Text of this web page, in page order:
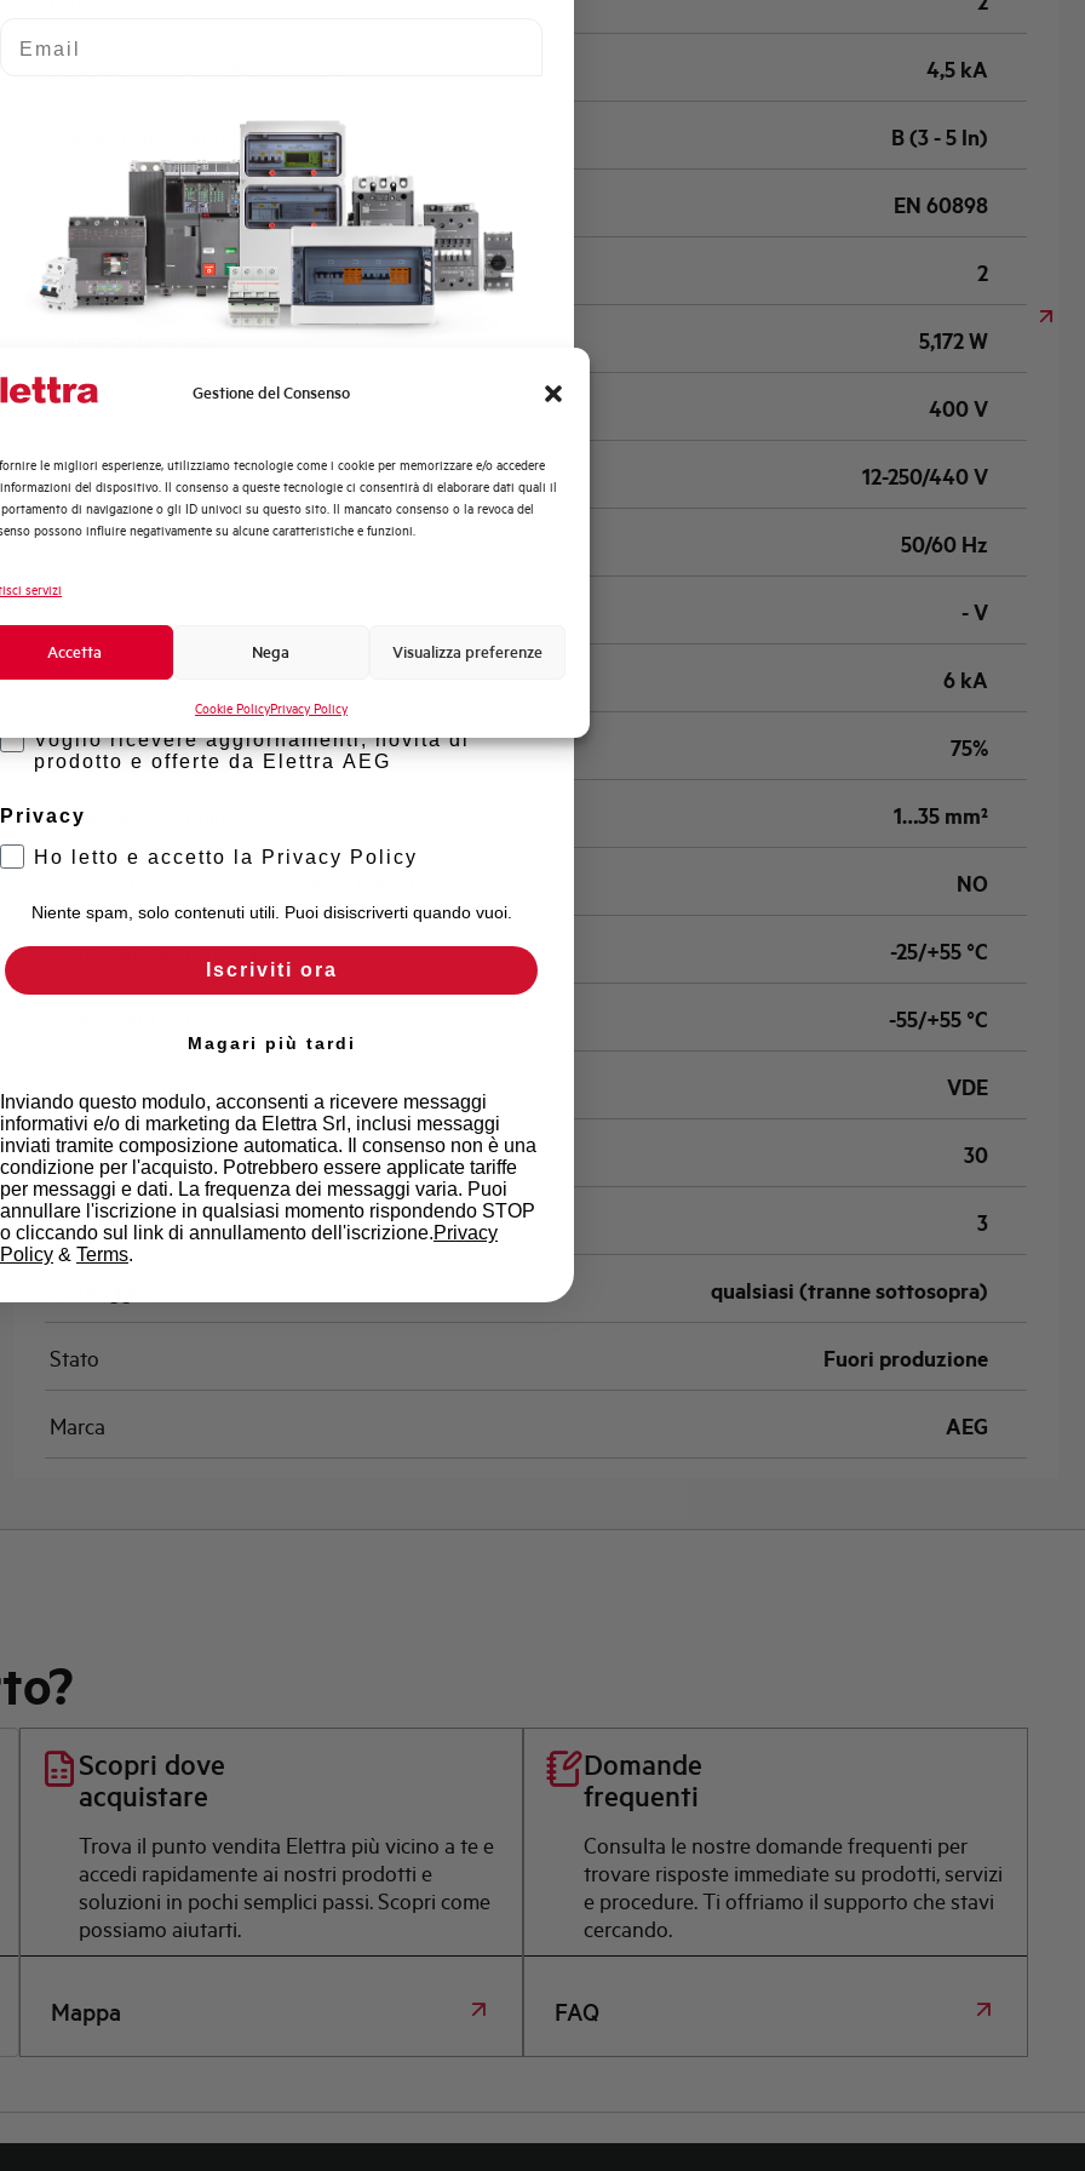
Gestione del Consenso
le migliori esperienze, utilizziamo tecnologie come i cookie per memorizzare e/o accedere
del dispositivo. Il consenso a queste tecnologie ci consentirà di elaborare dati quali il
di navigazione o gli ID univoci su questo sito. Il mancato consenso o la revoca del
possono influire negativamente su alcune caratteristiche e funzioni.
servizi
Accetta Nega Visualizza preferenze
Cookie PolicyPrivacy Policy
4,5 kA
B (3 - 5 In)
EN 60898
Numero moduli 2
5,172 W
Tensione nominale Ue AC 400 V
Tensione di impiego min-max AC 12-250/440 V
Frequenza 50/60 Hz
- V
Capacità di rottura EN60947-2 Icu a 400V 6 kA
Capacità di rottura di servizio Ics (%Icu) 75%
Capacità dei terminali 1…35 mm²
NO
Temperatura di impiego -25/+55 °C
-55/+55 °C
VDE
Temperatura di riferimento (°C) 30
Classe di limitazione 3
qualsiasi (tranne sottosopra)
Stato Fuori produzione
Marca AEG
Scopri dove
acquistare
Trova il punto vendita Elettra più vicino a te e
accedi rapidamente ai nostri prodotti e
soluzioni in pochi semplici passi. Scopri come
possiamo aiutarti.
Mappa
Domande
frequenti
Consulta le nostre domande frequenti per
trovare risposte immediate su prodotti, servizi
e procedure. Ti offriamo il supporto che stavi
cercando.
FAQ
Quali argomenti ti interessano di più?
Automazione Industriale
Fotovoltaico
Sistema Quadri
Formazione tecnica
Voglio ricevere aggiornamenti, novità di
prodotto e offerte da Elettra AEG
Privacy
Ho letto e accetto la Privacy Policy
Niente spam, solo contenuti utili. Puoi disiscriverti quando vuoi.
Iscriviti ora
Magari più tardi
Inviando questo modulo, acconsenti a ricevere messaggi
informativi e/o di marketing da Elettra Srl, inclusi messaggi
inviati tramite composizione automatica. Il consenso non è una
condizione per l'acquisto. Potrebbero essere applicate tariffe
per messaggi e dati. La frequenza dei messaggi varia. Puoi
annullare l'iscrizione in qualsiasi momento rispondendo STOP
o cliccando sul link di annullamento dell'iscrizione.Privacy
Policy & Terms.